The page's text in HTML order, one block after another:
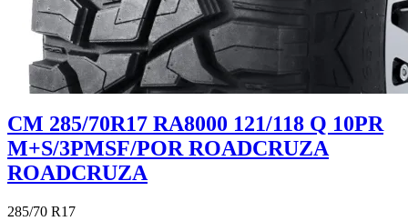
CM 285/70R17 RA8000 121/118 Q 10PR
M+S/3PMSF/POR ROADCRUZA
ROADCRUZA
285/70 R17